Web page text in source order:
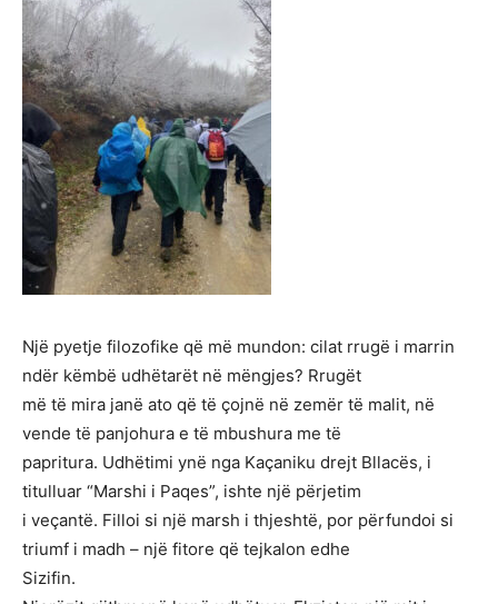
Një pyetje filozofike që më mundon: cilat rrugë i marrin
ndër këmbë udhëtarët në mëngjes? Rrugët
më të mira janë ato që të çojnë në zemër të malit, në
vende të panjohura e të mbushura me të
papritura. Udhëtimi ynë nga Kaçaniku drejt Bllacës, i
titulluar “Marshi i Paqes”, ishte një përjetim
i veçantë. Filloi si një marsh i thjeshtë, por përfundoi si
triumf i madh – një fitore që tejkalon edhe
Sizifin.